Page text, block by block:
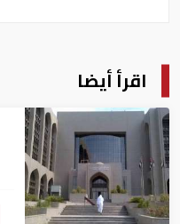
اقرأ أيضا